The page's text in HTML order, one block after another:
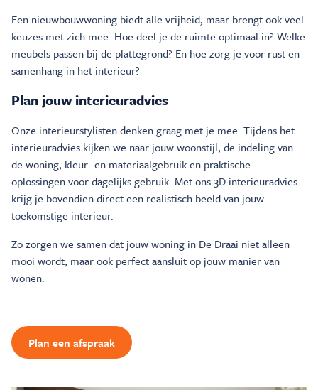
Een nieuwbouwwoning biedt alle vrijheid, maar brengt ook veel
keuzes met zich mee. Hoe deel je de ruimte optimaal in? Welke
meubels passen bij de plattegrond? En hoe zorg je voor rust en
samenhang in het interieur?
Plan jouw interieuradvies
Onze interieurstylisten denken graag met je mee. Tijdens het
interieuradvies kijken we naar jouw woonstijl, de indeling van
de woning, kleur- en materiaalgebruik en praktische
oplossingen voor dagelijks gebruik. Met ons 3D interieuradvies
krijg je bovendien direct een realistisch beeld van jouw
toekomstige interieur.
Zo zorgen we samen dat jouw woning in De Draai niet alleen
mooi wordt, maar ook perfect aansluit op jouw manier van
wonen.
Plan een afspraak